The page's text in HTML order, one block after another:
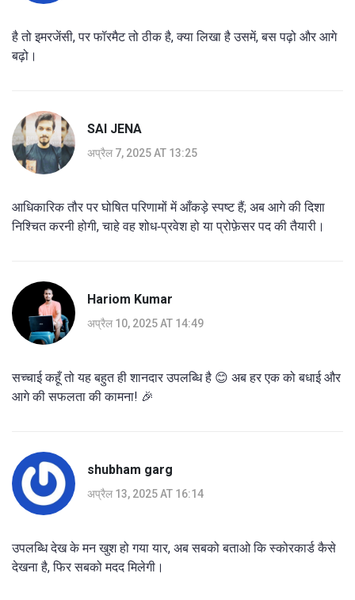
है तो इमरजेंसी, पर फॉरमैट तो ठीक है, क्या लिखा है उसमें, बस पढ़ो और आगे
बढ़ो।
SAI JENA
अप्रैल 7, 2025 AT 13:25
आधिकारिक तौर पर घोषित परिणामों में आँकड़े स्पष्ट हैं; अब आगे की दिशा
निश्चित करनी होगी, चाहे वह शोध‑प्रवेश हो या प्रोफ़ेसर पद की तैयारी।
Hariom Kumar
अप्रैल 10, 2025 AT 14:49
सच्चाई कहूँ तो यह बहुत ही शानदार उपलब्धि है 😊 अब हर एक को बधाई और
आगे की सफलता की कामना! 🎉
shubham garg
अप्रैल 13, 2025 AT 16:14
उपलब्धि देख के मन खुश हो गया यार, अब सबको बताओ कि स्कोरकार्ड कैसे
देखना है, फिर सबको मदद मिलेगी।